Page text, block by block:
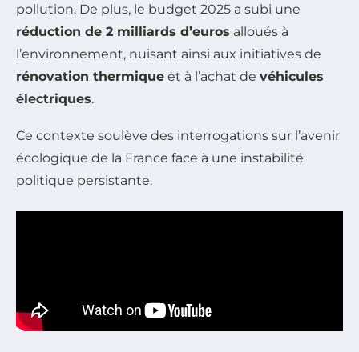
pollution. De plus, le budget 2025 a subi une
réduction de 2 milliards d’euros alloués à
l’environnement, nuisant ainsi aux initiatives de
rénovation thermique et à l’achat de véhicules
électriques.
Ce contexte soulève des interrogations sur l’avenir
écologique de la France face à une instabilité
politique persistante.